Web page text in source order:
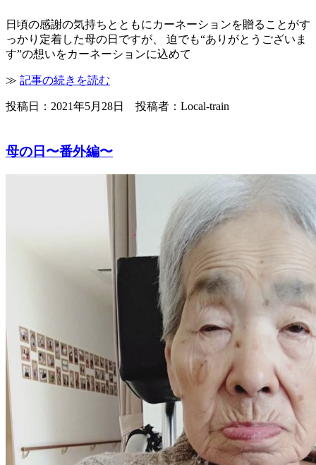
日頃の感謝の気持ちとともにカーネーションを贈ることがす
っかり定着した母の日ですが、 迫でも“ありがとうございま
す”の想いをカーネーションに込めて
≫ 記事の続きを読む
投稿日：2021年5月28日 投稿者：Local-train
母の日〜番外編〜